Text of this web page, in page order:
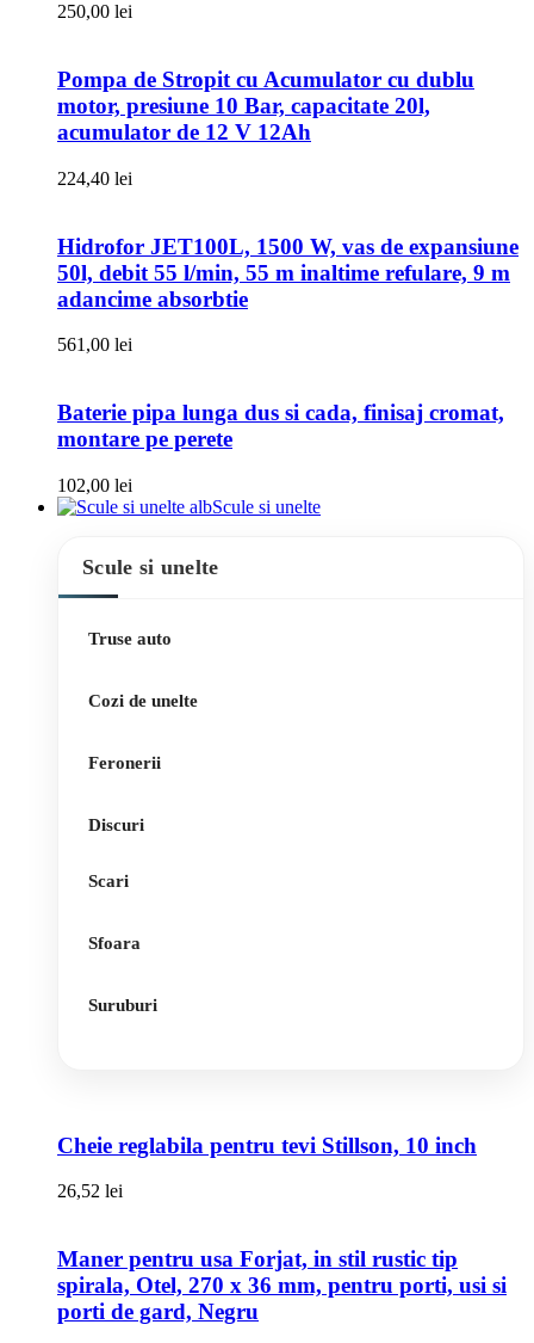
250,00 lei
Pompa de Stropit cu Acumulator cu dublu
motor, presiune 10 Bar, capacitate 20l,
acumulator de 12 V 12Ah
224,40 lei
Hidrofor JET100L, 1500 W, vas de expansiune
50l, debit 55 l/min, 55 m inaltime refulare, 9 m
adancime absorbtie
561,00 lei
Baterie pipa lunga dus si cada, finisaj cromat,
montare pe perete
102,00 lei
Scule si unelte
Scule si unelte
Truse auto
Cozi de unelte
Feronerii
Discuri
Scari
Sfoara
Suruburi
Cheie reglabila pentru tevi Stillson, 10 inch
26,52 lei
Maner pentru usa Forjat, in stil rustic tip
spirala, Otel, 270 x 36 mm, pentru porti, usi si
porti de gard, Negru